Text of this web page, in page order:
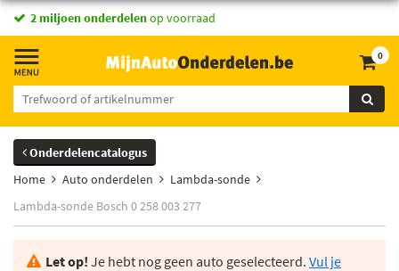
2 miljoen onderdelenop voorraad
0
Onderdelencatalogus
Home
Auto onderdelen
Lambda-sonde
Lambda-sonde Bosch 0 258 003 277
Let op! Je hebt nog geen auto geselecteerd. Vul je